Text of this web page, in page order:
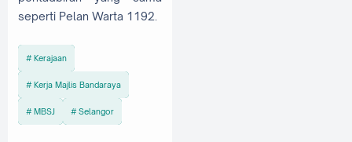
seperti Pelan Warta 1192.
Kerajaan
Kerja Majlis Bandaraya
MBSJ Selangor